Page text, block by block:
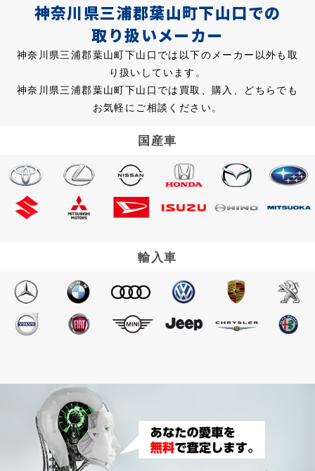
神奈川県三浦郡葉山町下山口での
取り扱いメーカー
神奈川県三浦郡葉山町下山口では以下のメーカー以外も取
り扱いしています。
神奈川県三浦郡葉山町下山口では買取、購入、どちらでも
お気軽にご相談ください。
国産車
輸入車